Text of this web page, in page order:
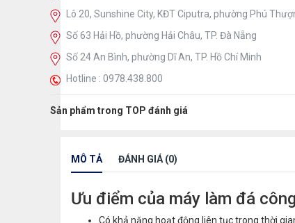
Lô 20, Sunshine City, KĐT Ciputra, phường Phú
Số 63 Hải Hồ, phường Hải Châu, TP. Đà Nẵng
Số 24 An Bình, phường Dĩ An, TP. Hồ Chí Minh
Hotline : 0978.438.800
Sản phẩm trong TOP đánh giá
MÔ TẢ ĐÁNH GIÁ (0)
Ưu điểm của máy làm đá
Có khả năng hoạt động liên tục trong thời